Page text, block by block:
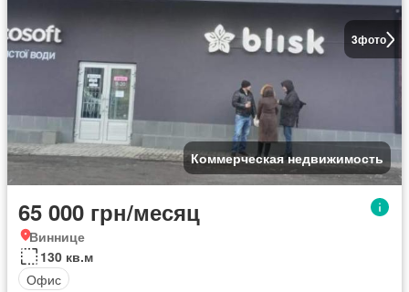
3фото
Коммерческая недвижимость
65 000 грн/месяц
Виннице
130 кв.м
Офис